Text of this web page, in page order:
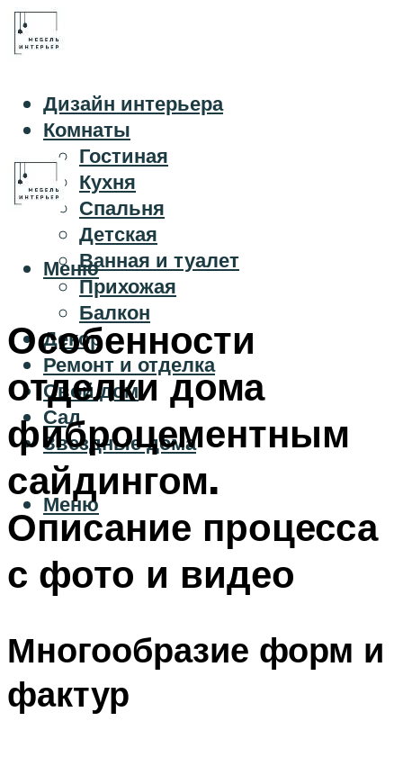
Дизайн интерьера
Комнаты
Гостиная
Кухня
Спальня
Детская
Ванная и туалет
Прихожая
Балкон
Декор
Ремонт и отделка
Свой дом
Сад
Звездные дома
Меню
Меню
Особенности
отделки дома
фиброцементным
сайдингом.
Описание процесса
с фото и видео
Многообразие форм и
фактур